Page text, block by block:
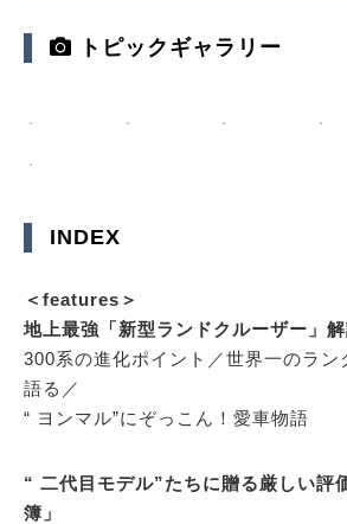
トピックギャラリー
INDEX
＜features＞
地上最強「新型ランドクルーザー」
300系の進化ポイント／世界一のラン
語る／
“ ヨンマル”にぞっこん！愛車物語
“ 二代目モデル”たちに贈る厳しい
簿」